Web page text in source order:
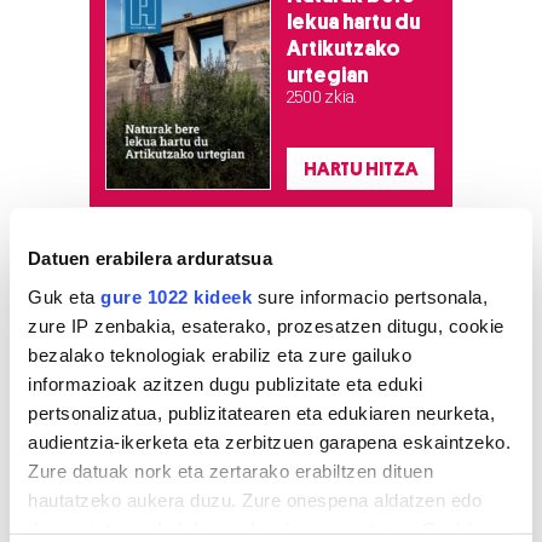
Datuen erabilera arduratsua
Guk eta gure 1022 kideek sure informacio pertsonala,
zure IP zenbakia, esaterako, prozesatzen ditugu, cookie
bezalako teknologiak erabiliz eta zure gailuko
informazioak azitzen dugu publizitate eta eduki
pertsonalizatua, publizitatearen eta edukiaren neurketa,
audientzia-ikerketa eta zerbitzuen garapena eskaintzeko.
Zure datuak nork eta zertarako erabiltzen dituen
hautatzeko aukera duzu. Zure onespena aldatzen edo
lekua hartu du
Artikutzako
urtegian
2.500 zkia.
HARTU HITZA
Azken egunetako irakurrienak
1
Ernai gazte antolakundeak
faxismoaren aurkako
mobilizazioa deitu du
2
Pertsona bat atxilotu dute
osasun publikoaren
aurkako delitua egotzita